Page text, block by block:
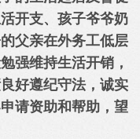
开支、孩子爷爷奶
父亲在外务工低层
强维持生活开销，
好遵纪守法，诚实
请资助和帮助，望